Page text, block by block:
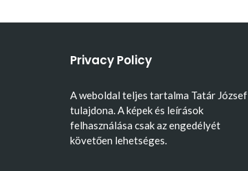
Privacy Policy
A weboldal teljes tartalma Tatár József
tulajdona. A képek és leírások
felhasználása csak az engedélyét
követően lehetséges.